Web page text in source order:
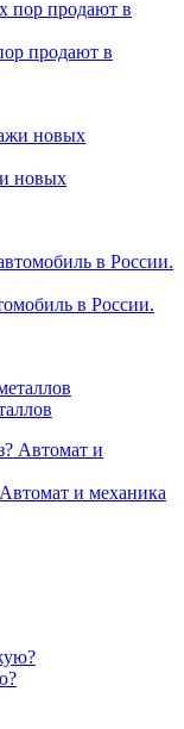
продают в
новых
в России.
и механика